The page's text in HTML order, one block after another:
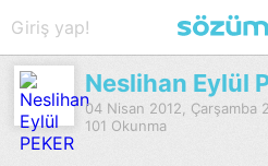
Giriş yap!
Neslihan Eylül
04 Nisan 2012, Çarşamba
101 Okunma